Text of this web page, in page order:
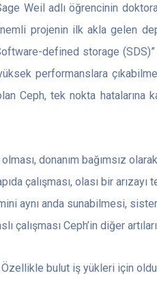
Weil adlı öğrencinin
projenin ilk akla gelen
defined storage (SDS)”
performanslara
Ceph, tek nokta hatalarına
donanım bağımsız olarak
çalışması, olası bir
aynı anda sunabilmesi,
Ceph’in diğer
Özellikle bulut iş yükleri için